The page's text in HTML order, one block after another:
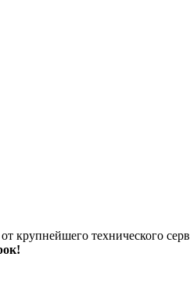
крупнейшего технического